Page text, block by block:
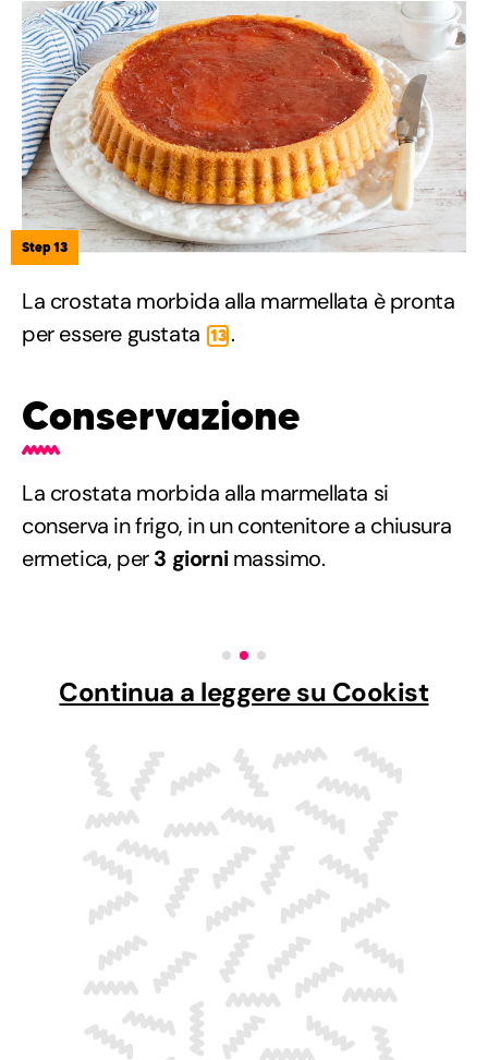
Step 13
La crostata morbida alla marmellata è pronta
per essere gustata 13 .
Conservazione
La crostata morbida alla marmellata si
conserva in frigo, in un contenitore a chiusura
ermetica, per3 giornimassimo.
Continua a leggere su Cookist